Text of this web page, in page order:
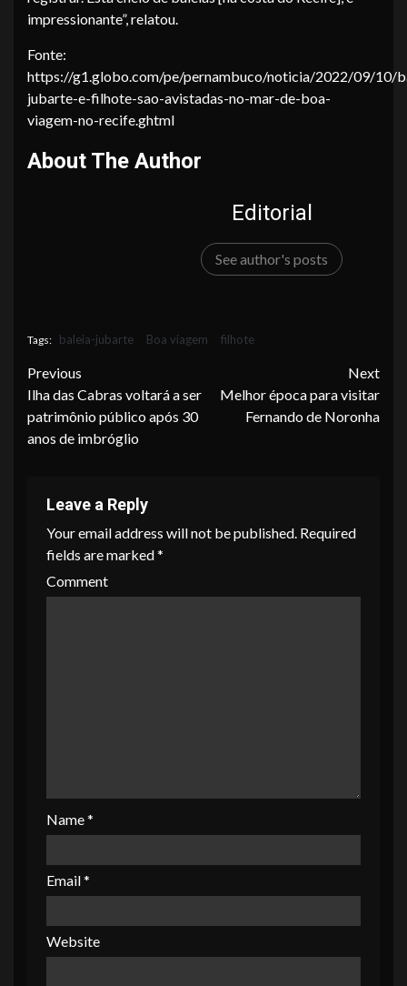
impressionante”, relatou.
Fonte:
https://g1.globo.com/pe/pernambuco/noticia/2022/09/10/
jubarte-e-filhote-sao-avistadas-no-mar-de-boa-
viagem-no-recife.ghtml
About The Author
Editorial
See author's posts
Tags: baleia-jubarte Boa viagem filhote
Continue
Reading
Previous
Ilha das Cabras voltará a ser
patrimônio público após 30
anos de imbróglio
Next
Melhor época para visitar
Fernando de Noronha
Leave a Reply
Your email address will not be published. Required
fields are marked*
Comment
Name*
Email*
Website